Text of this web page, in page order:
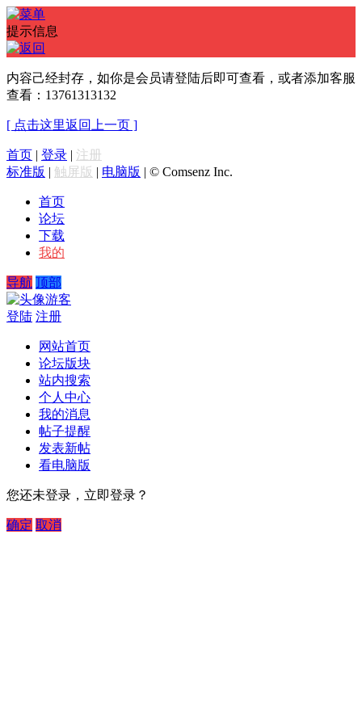
提示信息
内容己经封存，如你是会员请登陆后即可查看，或者添加客服
查看：13761313132
[ 点击这里返回上一页 ]
首页 | 登录 | 注册
标准版 | 触屏版 | 电脑版 | © Comsenz Inc.
首页
论坛
下载
我的
导航 顶部
游客
登陆 注册
网站首页
论坛版块
站内搜索
个人中心
我的消息
帖子提醒
发表新帖
看电脑版
您还未登录，立即登录？
确定 取消